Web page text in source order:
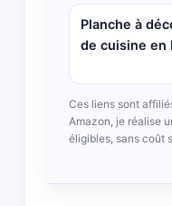
Planche à
de cuisine en
Ces liens sont
Amazon, je réalise
éligibles, sans coût